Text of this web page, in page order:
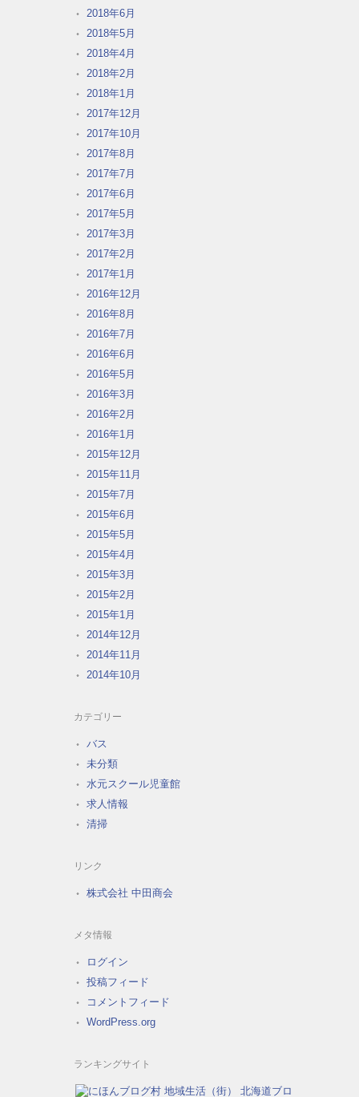
2018年6月
2018年5月
2018年4月
2018年2月
2018年1月
2017年12月
2017年10月
2017年8月
2017年7月
2017年6月
2017年5月
2017年3月
2017年2月
2017年1月
2016年12月
2016年8月
2016年7月
2016年6月
2016年5月
2016年3月
2016年2月
2016年1月
2015年12月
2015年11月
2015年7月
2015年6月
2015年5月
2015年4月
2015年3月
2015年2月
2015年1月
2014年12月
2014年11月
2014年10月
カテゴリー
バス
未分類
水元スクール児童館
求人情報
清掃
リンク
株式会社 中田商会
メタ情報
ログイン
投稿フィード
コメントフィード
WordPress.org
ランキングサイト